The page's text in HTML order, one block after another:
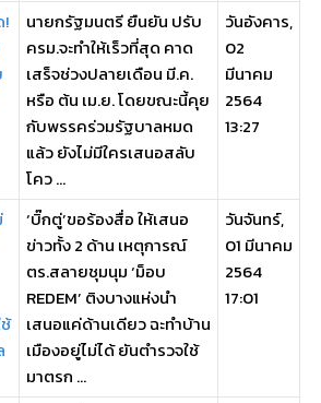
!
นายกรัฐมนตรี ยืนยัน ปรับ
ครม.จะทำให้เร็วที่สุด คาด
เสร็จช่วงปลายเดือน มี.ค.
หรือ ต้น เม.ย. โดยขณะนี้คุย
กับพรรคร่วมรัฐบาลหมด
แล้ว ยังไม่มีใครเสนอสลับ
โคว ...
วันอังคาร,
02
มีนาคม
2564
13:27
‘บิ๊กตู่’ขอร้องสื่อ ให้เสนอ
ข่าวทั้ง 2 ด้าน เหตุการณ์
ตร.สลายชุมนุม ‘ม็อบ
REDEM’ ติงบางแห่งนำ
เสนอแค่ด้านเดียว ฉะทำบ้าน
เมืองอยู่ไม่ได้ ยันตำรวจใช้
มาตรก ...
วันจันทร์,
01 มีนาคม
2564
17:01